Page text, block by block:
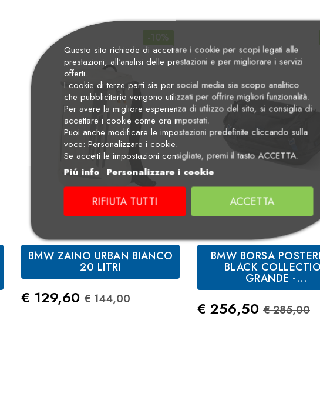
-10%
Bianco
BMW ZAINO URBAN BIANCO
20 LITRI
Prezzo
€ 129,60 Prezzo Standard
€ 144,00
Nero
BMW BORSA
BLACK
GRANDE -...
Prezzo
€ 256,50 Prezzo
€ 285,00
Questo sito richiede di accettare i cookie per scopi legati alle
prestazioni, all'analisi delle prestazioni e per migliorare i servizi
offerti.
I cookie di terze parti sia per social media sia scopo analitico
che pubblicitario vengono utilizzati per offrire migliori funzionalità.
Per avere la migliore esperienza di utilizzo del sito, si consiglia di
accettare i cookie come ora impostati.
Puoi anche modificare le impostazioni predefinite cliccando sulla
voce: Personalizzare i cookie.
Se accetti le impostazioni consigliate, premi il tasto ACCETTA.
Piú info Personalizzare i cookie
RIFIUTA TUTTI ACCETTA